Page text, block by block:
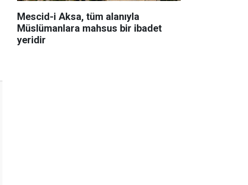
Mescid-i Aksa, tüm alanıyla
Müslümanlara mahsus bir ibadet
yeridir